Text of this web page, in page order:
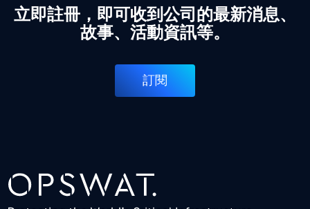
立即註冊，即可收到公司的最新消息、
故事、活動資訊等。
訂閱